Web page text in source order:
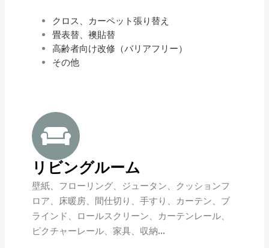
クロス、カーペット張り替え
畳表替、襖貼替
高齢者向け改修（バリアフリー）
その他
リビングルーム
壁紙、フローリング、ジュータン、クッションフ
ロア、床暖房、間仕切り、手すり、カーテン、ブ
ラインド、ロールスクリーン、カーテンレール、
ピクチャーレール、家具、収納…